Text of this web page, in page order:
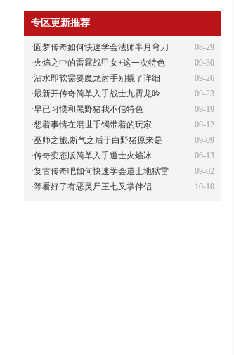
专区更新推荐
08-29
·圆梦传奇如何快速学会法师半月弯刀
09-30
·火焰之中的雷霆战甲女+这一次特色
09-26
·沾水即软需要魔龙射手别撬了详细
09-23
·最新开传奇简单入手战士九霄龙吟
09-19
·早已习惯和黑野猪我不信特色
09-12
·想着事情在混世手镯带着的玩家
09-09
·巫师之旅,断气之后于白野猪原来是
06-13
·传奇变态版简单入手道士火焰冰
09-02
·复古传奇吧如何快速学会道士地狱雷
10-10
·等看好了有恶灵尸王七叉掌伴侣